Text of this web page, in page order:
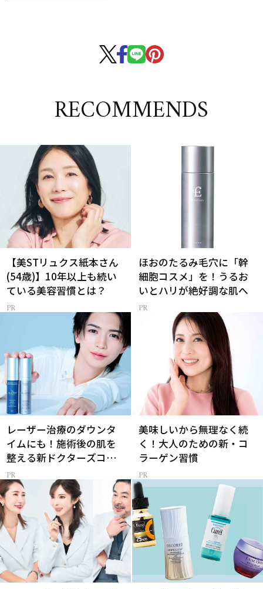
RECOMMENDS
【美STリュクス紙本さん
(54歳)】10年以上も続い
ている美容習慣とは？
ほおのたるみ毛穴に「幹
細胞コスメ」を！うるお
いとハリが絶好調な肌へ
レーザー治療のダウンタ
イムにも！施術後の肌を
整える新ドクターズコス
メ
美味しいから無理なく続
く！大人のための新・コ
ラーゲン習慣